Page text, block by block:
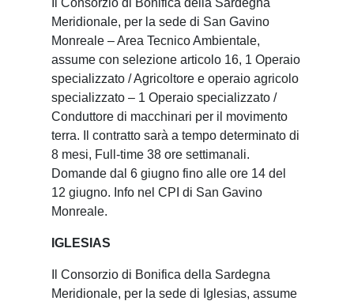
Il Consorzio di Bonifica della Sardegna
Meridionale, per la sede di San Gavino
Monreale – Area Tecnico Ambientale,
assume con selezione articolo 16, 1 Operaio
specializzato / Agricoltore e operaio agricolo
specializzato – 1 Operaio specializzato /
Conduttore di macchinari per il movimento
terra. Il contratto sarà a tempo determinato di
8 mesi, Full-time 38 ore settimanali.
Domande dal 6 giugno fino alle ore 14 del
12 giugno. Info nel CPI di San Gavino
Monreale.
IGLESIAS
Il Consorzio di Bonifica della Sardegna
Meridionale, per la sede di Iglesias, assume